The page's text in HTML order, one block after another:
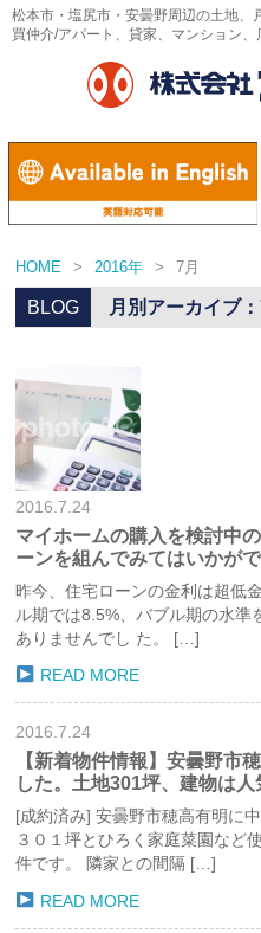
松本市・塩尻市・安曇野周辺の土地、
買仲介/アパート、貸家、マンション
HOME > 2016年 > 7月
BLOG 月別アーカイブ：
2016.7.24
マイホームの購入を検討中
ーンを組んでみてはいかがで
昨今、住宅ローンの金利は超低
ル期では8.5%、バブル期の水準
ありませんでし た。 […]
READ MORE
2016.7.24
【新着物件情報】安曇野市
した。土地301坪、建物は人
[成約済み] 安曇野市穂高有明に
３０１坪とひろく家庭菜園など
件です。 隣家との間隔 […]
READ MORE